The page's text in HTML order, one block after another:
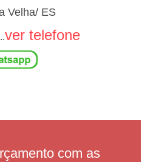
Velha/ ES
ver telefone
com as